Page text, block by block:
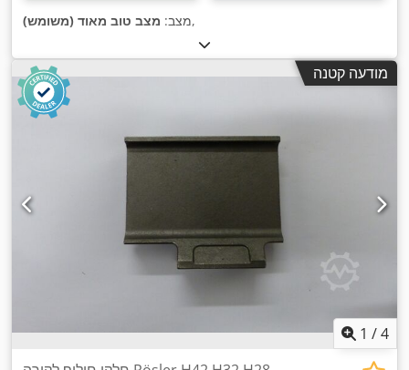
מצב: מצב טוב מאוד (משומש) ,
מודעה קטנה
1 /4